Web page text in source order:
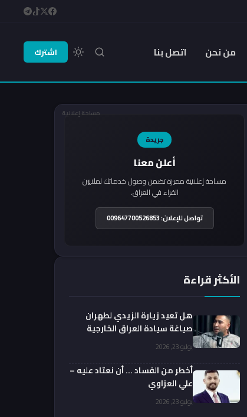
من نحن اتصل بنا اشترك
مساحة إعلانية
جريدة
أعلن معنا
مساحة إعلانية مميزة تضمن وصول خدماتك لملايين
القراء في العراق.
تواصل للإعلان: 009647700526853
الأكثر قراءة
هل تعيد زيارة الزيدي لطهران
صياغة سيادة العراق الخارجية
فعليا؟.. باحث يوضحيوليو 23, 2026
أخطر من الفساد … أن نعتاد عليه –
علي العزاوي
يوليو 23, 2026